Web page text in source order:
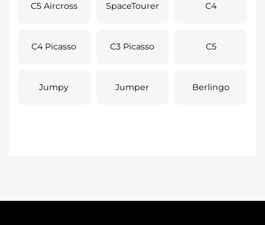
C5 Aircross SpaceTourer C4
C4 Picasso C3 Picasso C5
Jumpy Jumper Berlingo